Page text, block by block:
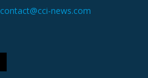
contact@cci-news.com